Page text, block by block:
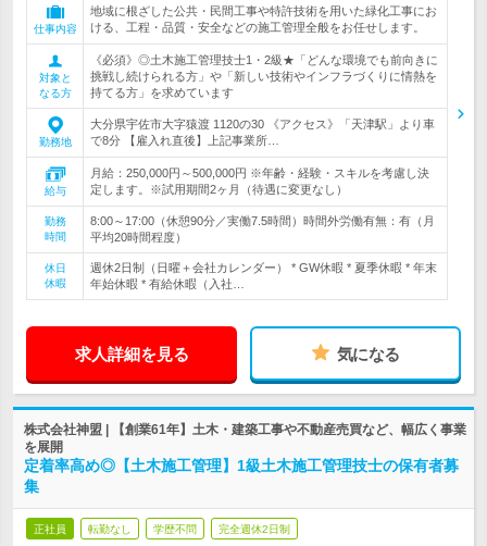
仕事内容
地域に根ざした公共・民間工事や特許技術を用いた緑化工事にお
ける、工程・品質・安全などの施工管理全般をお任せします。
対象と
なる方
《必須》◎土木施工管理技士1・2級★「どんな環境でも前向きに
挑戦し続けられる方」や「新しい技術やインフラづくりに情熱を
持てる方」を求めています
勤務地
大分県宇佐市大字猿渡 1120の30 《アクセス》「天津駅」より車
で8分 【雇入れ直後】上記事業所…
給与
月給：250,000円～500,000円 ※年齢・経験・スキルを考慮し決
定します。※試用期間2ヶ月（待遇に変更なし）
勤務
時間
8:00～17:00（休憩90分／実働7.5時間）時間外労働有無：有（月
平均20時間程度）
休日
休暇
週休2日制（日曜＋会社カレンダー） * GW休暇 * 夏季休暇 * 年末
年始休暇 * 有給休暇（入社…
求人詳細を見る 気になる
株式会社神盟 | 【創業61年】土木・建築工事や不動産売買など、幅広く事業
を展開
定着率高め◎【土木施工管理】1級土木施工管理技士の保有者募
集
正社員 転勤なし 学歴不問 完全週休2日制